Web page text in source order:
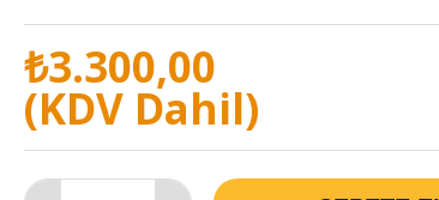
₺3.300,00
(KDV Dahil)